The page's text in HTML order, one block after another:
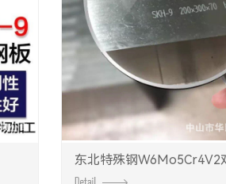
东北特殊钢W6Mo5Cr4V2